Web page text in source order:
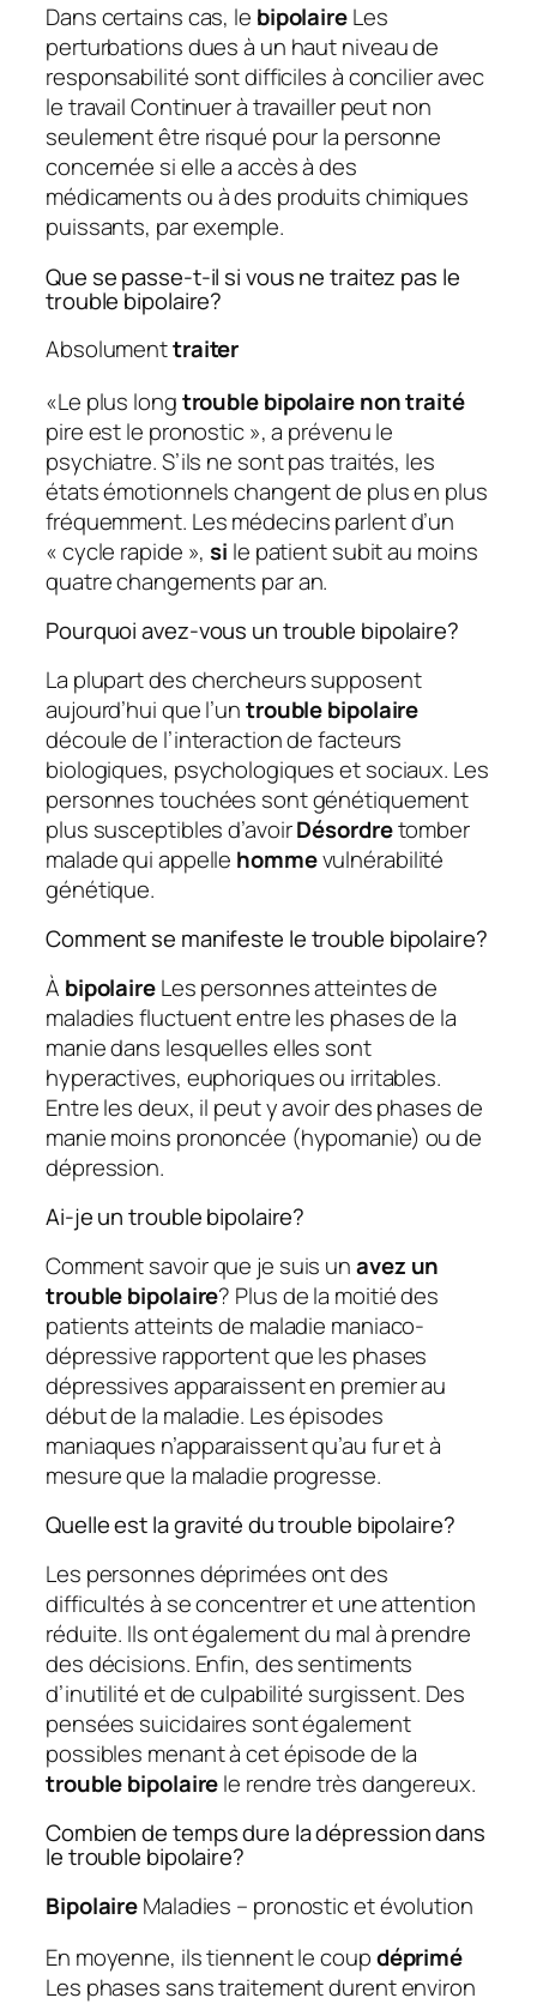
Dans certains cas, le bipolaireLes
perturbations dues à un haut niveau de
responsabilité sont difficiles à concilier avec
le travail Continuer à travailler peut non
seulement être risqué pour la personne
concernée si elle a accès à des
médicaments ou à des produits chimiques
puissants, par exemple.
Que se passe-t-il si vous ne traitez pas le
trouble bipolaire?
Absolumenttraiter
«Le plus longtrouble bipolaire non traité
pire est le pronostic », a prévenu le
psychiatre. S’ils ne sont pas traités, les
états émotionnels changent de plus en plus
fréquemment. Les médecins parlent d’un
« cycle rapide »,si le patient subit au moins
quatre changements par an.
Pourquoi avez-vous un trouble bipolaire?
La plupart des chercheurs supposent
aujourd’hui que l’untrouble bipolaire
découle de l’interaction de facteurs
biologiques, psychologiques et sociaux. Les
personnes touchées sont génétiquement
plus susceptibles d’avoirDésordretomber
malade qui appelle hommevulnérabilité
génétique.
Comment se manifeste le trouble bipolaire?
À bipolaireLes personnes atteintes de
maladies fluctuent entre les phases de la
manie dans lesquelles elles sont
hyperactives, euphoriques ou irritables.
Entre les deux, il peut y avoir des phases de
manie moins prononcée (hypomanie) ou de
dépression.
Ai-je un trouble bipolaire?
Comment savoir que je suis unavez un
trouble bipolaire? Plus de la moitié des
patients atteints de maladie maniaco-
dépressive rapportent que les phases
dépressives apparaissent en premier au
début de la maladie. Les épisodes
maniaques n’apparaissent qu’au fur et à
mesure que la maladie progresse.
Quelle est la gravité du trouble bipolaire?
Les personnes déprimées ont des
difficultés à se concentrer et une attention
réduite. Ils ont également du mal à prendre
des décisions. Enfin, des sentiments
d’inutilité et de culpabilité surgissent. Des
pensées suicidaires sont également
possibles menant à cet épisode de la
trouble bipolairele rendre très dangereux.
Combien de temps dure la dépression dans
le trouble bipolaire?
BipolaireMaladies – pronostic et évolution
En moyenne, ils tiennent le coupdéprimé
Les phases sans traitement durent environ